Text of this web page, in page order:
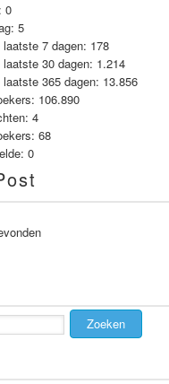
0
5
7 dagen: 178
30 dagen: 1.214
365 dagen: 13.856
106.890
4
68
0